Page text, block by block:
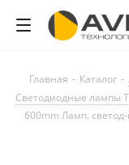
Главная - Каталог -
Светодиодные лампы
600mm Ламп.